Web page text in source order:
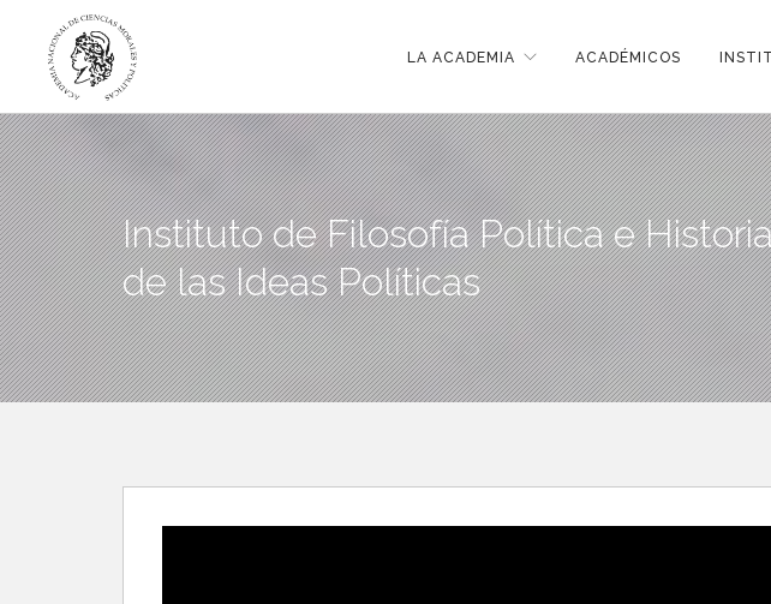
LA ACADEMIA ACADÉMICOS
Instituto de Filosofía Política e
de las Ideas Políticas